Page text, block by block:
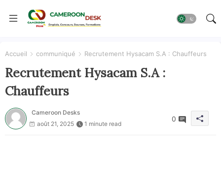
Accueil communiqué Recrutement Hysacam S.A : Chauffeurs
Recrutement Hysacam S.A :
Chauffeurs
Cameroon Desks
août 21, 2025
1 minute read
0